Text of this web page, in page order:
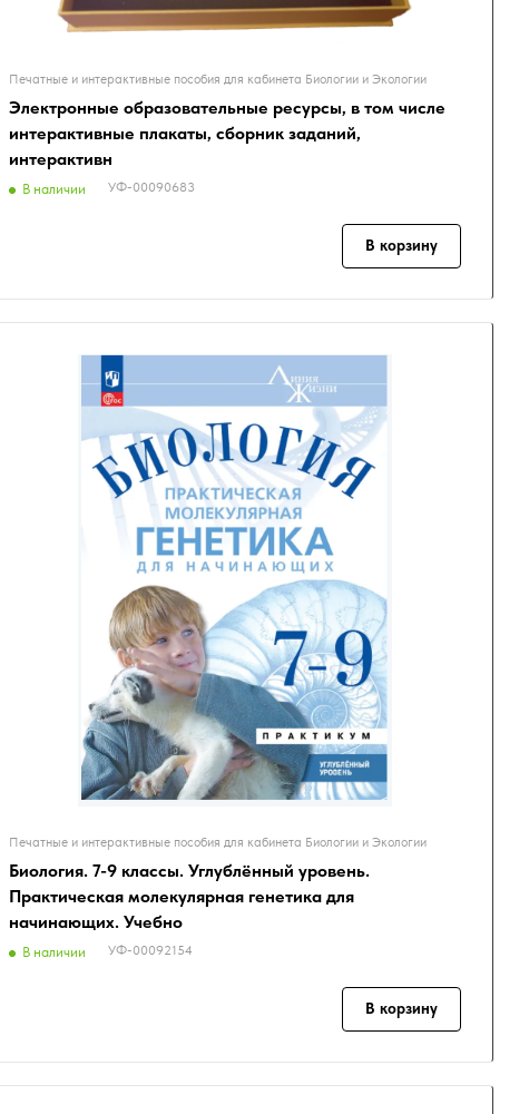
Печатные и интерактивные пособия для кабинета Биологии и Экологии
Электронные образовательные ресурсы, в том числе
интерактивные плакаты, сборник заданий,
интерактивн
В наличии УФ-00090683
В корзину
Печатные и интерактивные пособия для кабинета Биологии и Экологии
Биология. 7-9 классы. Углублённый уровень.
Практическая молекулярная генетика для
начинающих. Учебно
В наличии УФ-00092154
В корзину